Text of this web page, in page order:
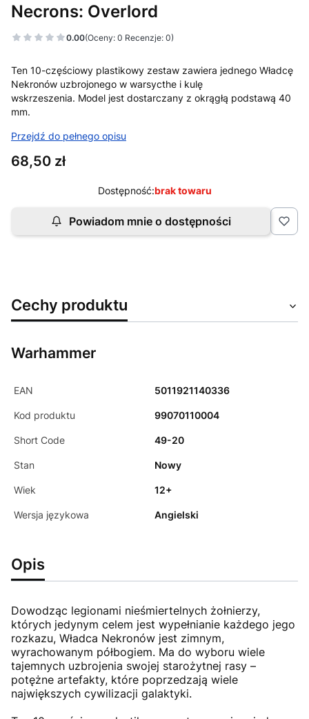
Necrons: Overlord
0.00(Oceny: 0 Recenzje: 0)
Ten 10-częściowy plastikowy zestaw zawiera jednego Władcę
Nekronów uzbrojonego w warsycthe i kulę
wskrzeszenia. Model jest dostarczany z okrągłą podstawą 40
mm.
Przejdź do pełnego opisu
Cena
68,50 zł
Dostępność:brak towaru
Powiadom mnie o dostępności
Cechy produktu
Warhammer
EAN 5011921140336
Kod produktu 99070110004
Short Code 49-20
Stan Nowy
Wiek 12+
Wersja językowa Angielski
Opis
Dowodząc legionami nieśmiertelnych żołnierzy,
których jedynym celem jest wypełnianie każdego jego
rozkazu, Władca Nekronów jest zimnym,
wyrachowanym półbogiem. Ma do wyboru wiele
tajemnych uzbrojenia swojej starożytnej rasy –
potężne artefakty, które poprzedzają wiele
największych cywilizacji galaktyki.